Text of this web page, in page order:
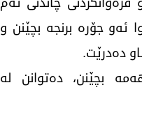
ئه‌و جۆره‌ برنجه‌ بچێنن و
ده‌درێت.
بچێنن، ده‌توانن له‌